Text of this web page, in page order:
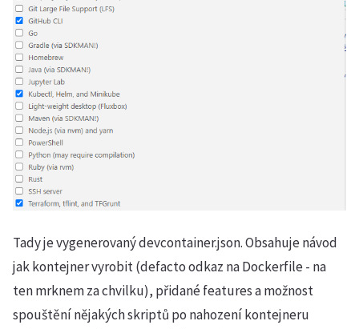
Tady je vygenerovaný devcontainer.json. Obsahuje návod
jak kontejner vyrobit (defacto odkaz na Dockerfile - na
ten mrknem za chvilku), přidané features a možnost
spouštění nějakých skriptů po nahození kontejneru